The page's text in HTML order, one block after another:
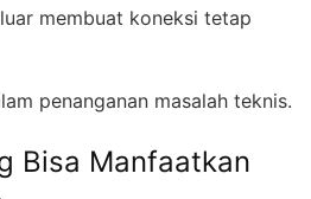
membuat koneksi tetap
penanganan masalah teknis.
Bisa Manfaatkan